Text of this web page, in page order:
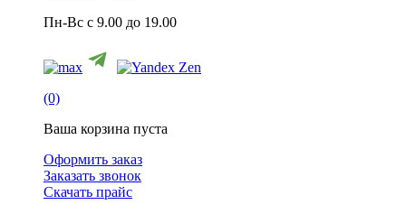
Пн-Вс с 9.00 до 19.00
(0)
Ваша корзина пуста
Оформить заказ
Заказать звонок
Скачать прайс